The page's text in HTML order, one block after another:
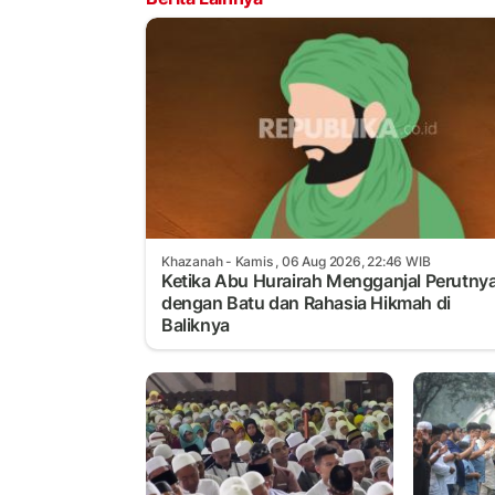
Khazanah- Kamis , 06 Aug 2026, 22:46 WIB
Ketika Abu Hurairah Mengganjal
dengan Batu dan Rahasia Hikmah di
Baliknya